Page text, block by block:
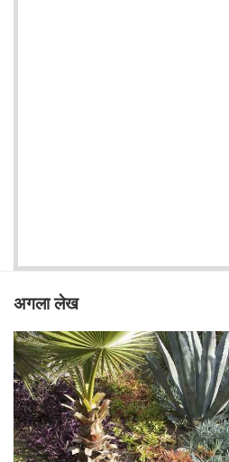
अगला लेख